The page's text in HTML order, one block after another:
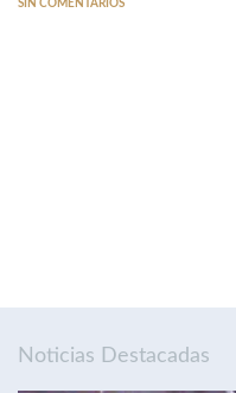
SIN COMENTARIOS
Noticias Destacadas